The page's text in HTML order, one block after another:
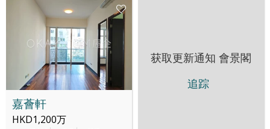
嘉薈軒
HKD1,200万
获取更新通知 會景閣
追踪